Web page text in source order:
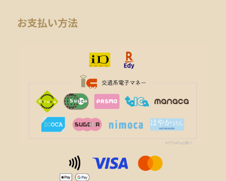
お支払い方法